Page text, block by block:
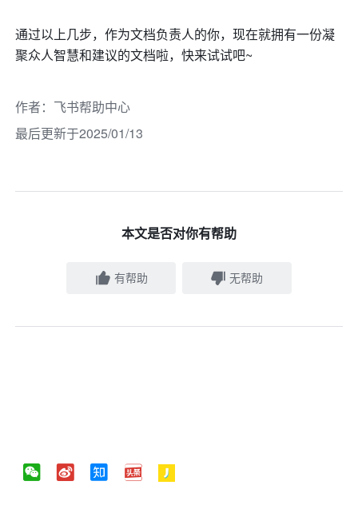
通过以上几步，作为文档负责人的你，现在就拥有一份凝
聚众人智慧和建议的文档啦，快来试试吧~
作者： 飞书帮助中心
最后更新于2025/01/13
本文是否对你有帮助
有帮助 无帮助